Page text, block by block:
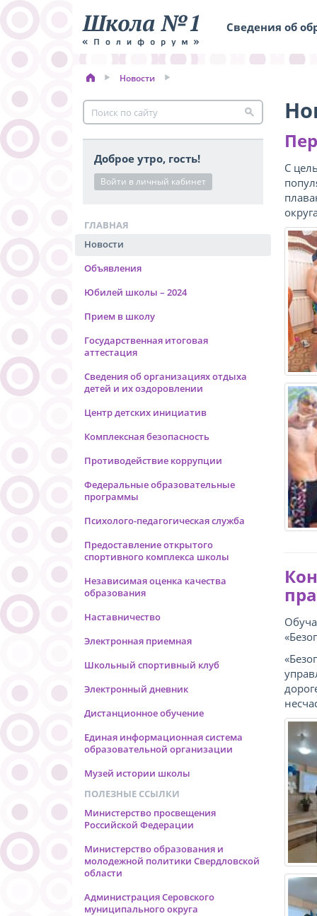
Сведения об
Новости
Доброе утро, гость!
Войти в личный кабинет
ГЛАВНАЯ
Новости
Объявления
Юбилей школы – 2024
Прием в школу
Государственная итоговая
аттестация
Сведения об организациях отдыха
детей и их оздоровлении
Центр детских инициатив
Комплексная безопасность
Противодействие коррупции
Федеральные образовательные
программы
Психолого-педагогическая служба
Предоставление открытого
спортивного комплекса школы
Независимая оценка качества
образования
Наставничество
Электронная приемная
Школьный спортивный клуб
Электронный дневник
Дистанционное обучение
Единая информационная система
образовательной организации
Музей истории школы
ПОЛЕЗНЫЕ ССЫЛКИ
Министерство просвещения
Российской Федерации
Министерство образования и
молодежной политики Свердловской
области
Администрация Серовского
муниципального округа
С